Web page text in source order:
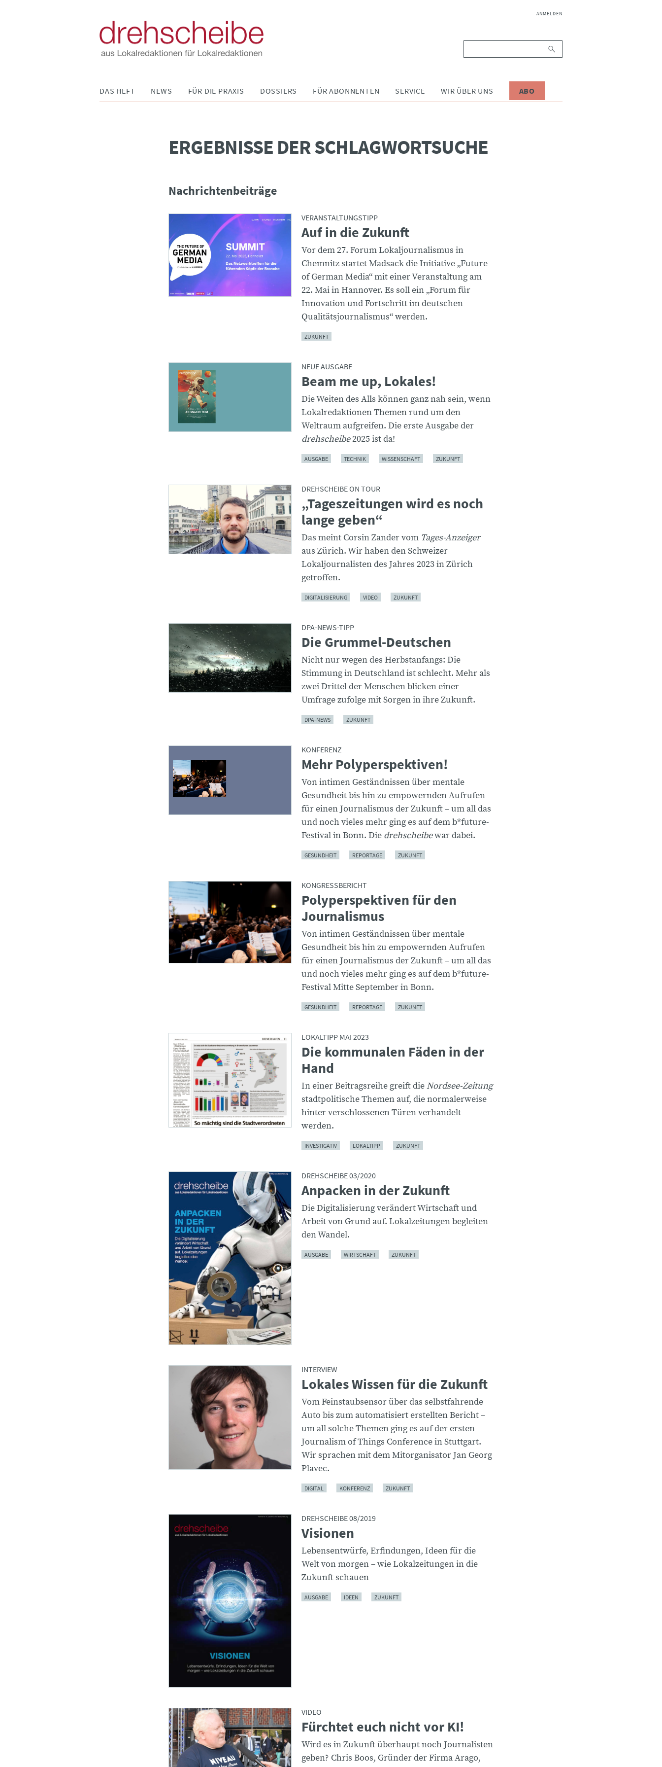
NAVIGATION
ANMELDEN
DAS HEFT NEWS FÜR DIE PRAXIS DOSSIERS FÜR ABONNENTEN SERVICE WIR ÜBER UNS ABO
­ERGEBNISSE DER SCHLAGWORTSUCHE
Nachrichtenbeiträge
VERANSTALTUNGSTIPP
Auf in die Zukunft
Vor dem 27. Forum Lokaljournalismus in
Chemnitz startet Madsack die Initiative „Future
of German Media“ mit einer Veranstaltung am
22. Mai in Hannover. Es soll ein „Forum für
Innovation und Fortschritt im deutschen
Qualitätsjournalismus“ werden.
ZUKUNFT
NEUE AUSGABE
Beam me up, Lokales!
Die Weiten des Alls können ganz nah sein, wenn
Lokalredaktionen Themen rund um den
Weltraum aufgreifen. Die erste Ausgabe der
drehscheibe2025 ist da!
AUSGABE TECHNIK WISSENSCHAFT ZUKUNFT
DREHSCHEIBE ON TOUR
„Tageszeitungen wird es noch
lange geben“
Das meint Corsin Zander vom Tages-Anzeiger
aus Zürich. Wir haben den Schweizer
Lokaljournalisten des Jahres 2023 in Zürich
getroffen.
DIGITALISIERUNG VIDEO ZUKUNFT
DPA-NEWS-TIPP
Die Grummel-Deutschen
Nicht nur wegen des Herbstanfangs: Die
Stimmung in Deutschland ist schlecht. Mehr als
zwei Drittel der Menschen blicken einer
Umfrage zufolge mit Sorgen in ihre Zukunft.
DPA-NEWS ZUKUNFT
KONFERENZ
Mehr Polyperspektiven!
Von intimen Geständnissen über mentale
Gesundheit bis hin zu empowernden Aufrufen
für einen Journalismus der Zukunft – um all das
und noch vieles mehr ging es auf dem b*future-
Festival in Bonn. Die drehscheibewar dabei.
GESUNDHEIT REPORTAGE ZUKUNFT
KONGRESSBERICHT
Polyperspektiven für den
Journalismus
Von intimen Geständnissen über mentale
Gesundheit bis hin zu empowernden Aufrufen
für einen Journalismus der Zukunft – um all das
und noch vieles mehr ging es auf dem b*future-
Festival Mitte September in Bonn.
GESUNDHEIT REPORTAGE ZUKUNFT
LOKALTIPP MAI 2023
Die kommunalen Fäden in der
Hand
In einer Beitragsreihe greift dieNordsee-Zeitung
stadtpolitische Themen auf, die normalerweise
hinter verschlossenen Türen verhandelt
werden.
INVESTIGATIV LOKALTIPP ZUKUNFT
DREHSCHEIBE 03/2020
Anpacken in der Zukunft
Die Digitalisierung verändert Wirtschaft und
Arbeit von Grund auf. Lokalzeitungen begleiten
den Wandel.
AUSGABE WIRTSCHAFT ZUKUNFT
INTERVIEW
Lokales Wissen für die Zukunft
Vom Feinstaubsensor über das selbstfahrende
Auto bis zum automatisiert erstellten Bericht –
um all solche Themen ging es auf der ersten
Journalism of Things Conference in Stuttgart.
Wir sprachen mit dem Mitorganisator Jan Georg
Plavec.
DIGITAL KONFERENZ ZUKUNFT
DREHSCHEIBE 08/2019
Visionen
Lebensentwürfe, Erfindungen, Ideen für die
Welt von morgen – wie Lokalzeitungen in die
Zukunft schauen
AUSGABE IDEEN ZUKUNFT
VIDEO
Fürchtet euch nicht vor KI!
Wird es in Zukunft überhaupt noch Journalisten
geben? Chris Boos, Gründer der Firma Arago,